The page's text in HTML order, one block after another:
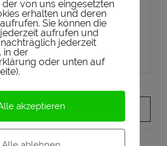
DEINE Tastingnotes!
bestellen
BEITRÄGE
sich ideal als
der von uns eingesetzten
erhalten und deren
Sie können die
aufrufen und
jederzeit
in der
oder unten auf
akzeptieren